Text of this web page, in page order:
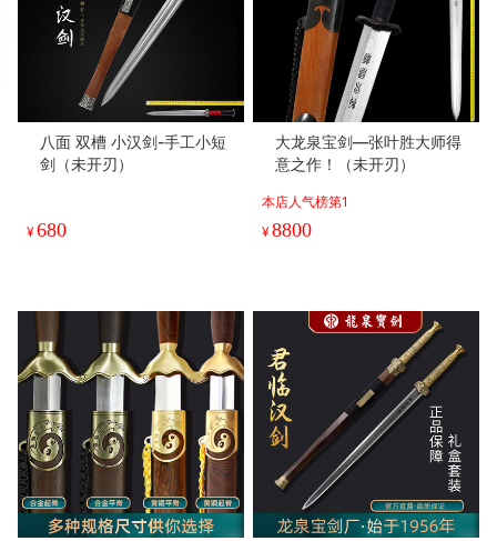
八面 双槽 小汉剑-手工小短
剑（未开刃）
¥680
大龙泉宝剑—张叶胜大师得
意之作！（未开刃）
本店人气榜第1
¥8800